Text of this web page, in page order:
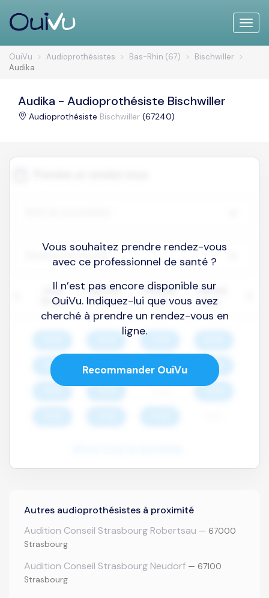
Toggle
OuiVu Audioprothésistes Bas-Rhin (67)
Bischwiller
Audika
Audika - Audioprothésiste Bischwiller
Audioprothésiste Bischwiller (67240)
Vous souhaitez prendre rendez-vous
avec ce professionnel de santé ?
Il n’est pas encore disponible sur
OuiVu. Indiquez-lui que vous avez
cherché à prendre un rendez-vous en
ligne.
Recommander OuiVu
Autres audioprothésistes à proximité
Audition Conseil Strasbourg Robertsau — 67000
Strasbourg
Audition Conseil Strasbourg Neudorf — 67100
Strasbourg